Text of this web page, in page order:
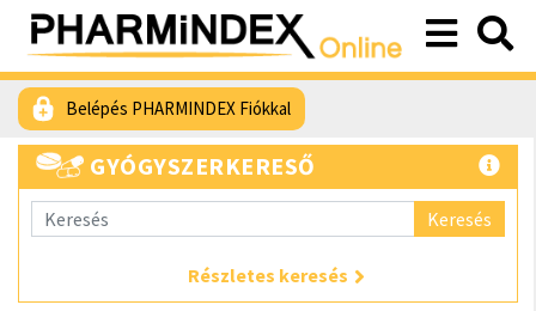
Belépés PHARMINDEX Fiókkal
GYÓGYSZERKERESŐ
Keresés
Részletes keresés